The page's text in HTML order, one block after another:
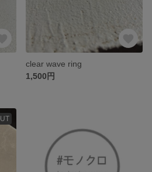
clear wave ring
1,500円